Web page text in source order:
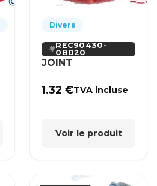
Divers
REC90430-
08020
JOINT
1.32€TVA incluse
Voir le produit